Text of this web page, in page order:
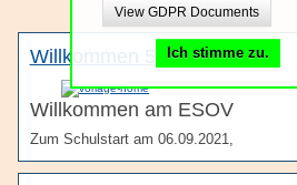
Bildungsangebote
Schulgemeinschaft
Schulorganisation
Willkommen 5
Willkommen am ESOV
Zum Schulstart am 06.09.2021,
View GDPR Documents
Ich stimme zu.